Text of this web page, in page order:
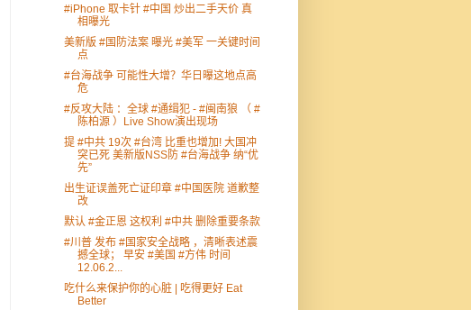
#iPhone 取卡针 #中国 炒出二手天价 真
相曝光
美新版 #国防法案 曝光 #美军 一关键时间
点
#台海战争 可能性大增？华日曝这地点高
危
#反攻大陆 ：全球 #通缉犯 - #闽南狼 （ #
陈柏源 ）Live Show演出现场
提 #中共 19次 #台湾 比重也增加! 大国冲
突已死 美新版NSS防 #台海战争 纳“优
先”
出生证误盖死亡证印章 #中国医院 道歉整
改
默认 #金正恩 这权利 #中共 删除重要条款
#川普 发布 #国家安全战略 ，清晰表述震
撼全球； 早安 #美国 #方伟 时间
12.06.2...
吃什么来保护你的心脏 | 吃得更好 Eat
Better